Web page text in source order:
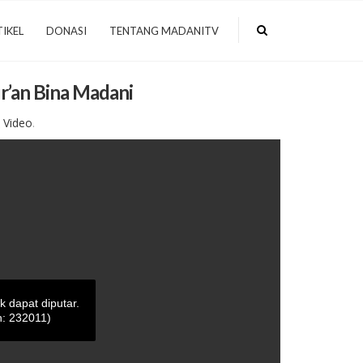
DONASI TENTANG MADANITV
Bina Madani
Video.
dapat diputar.
232011)